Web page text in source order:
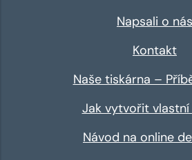
Napsali o nás
Kontakt
Naše tiskárna –
Jak vytvořit
Návod na online